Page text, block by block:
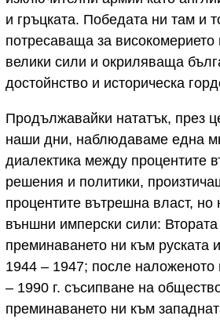
и гръцката. Победата ни там и
потресаваща за
велики сили и окриляваща
достойнство и историческа
Продължавайки нататък, през
наши дни, наблюдаваме една
диалектика между процентите
решения и политики,
процентите вътрешна власт,
външни имперски сили:
преминаването ни към руската
1944 – 1947; после наложеното
– 1990 г. съсипване на
преминаването ни към